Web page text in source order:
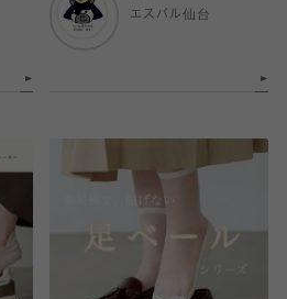
エスパル仙台